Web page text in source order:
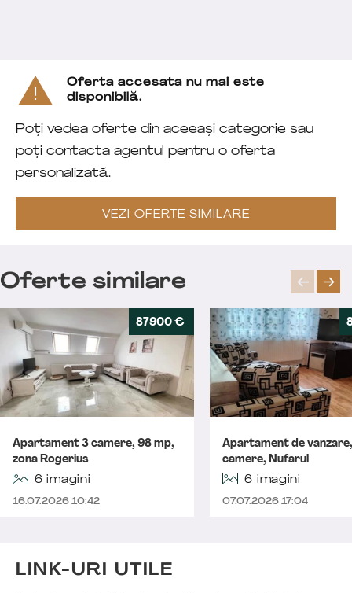
Oferta accesata nu mai este
disponibilă.
Poți vedea oferte din aceeași categorie sau
poți contacta agentul pentru o oferta
personalizată.
VEZI OFERTE SIMILARE
Oferte similare
87900 €
Apartament 3 camere, 98 mp,
zona Rogerius
6 imagini
16.07.2026 10:42
Apartament de
camere, Nufarul
6 imagini
07.07.2026 17:04
LINK-URI UTILE